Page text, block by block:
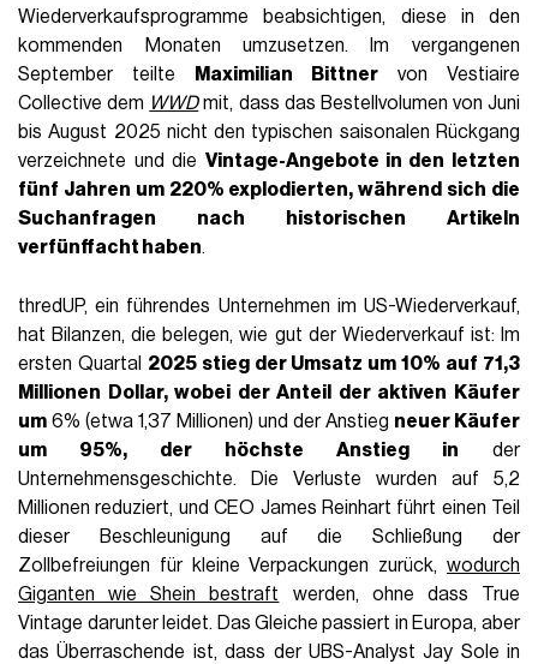
Wiederverkaufsprogramme beabsichtigen, diese in den
kommenden Monaten umzusetzen. Im vergangenen
September teilte
Maximilian Bittner von Vestiaire
Collective dem WWDmit, dass das Bestellvolumen von Juni
bis August 2025 nicht den typischen saisonalen Rückgang
verzeichnete und die Vintage-Angebote in den letzten
fünf Jahren um 220% explodierten, während sich die
Suchanfragen nach historischen Artikeln
verfünffacht haben.
thredUP, ein führendes Unternehmen im US-Wiederverkauf,
hat Bilanzen, die belegen, wie gut der Wiederverkauf ist: Im
ersten Quartal 2025 stieg der Umsatz um 10% auf 71,3
Millionen Dollar, wobei der Anteil der aktiven Käufer
um 6% (etwa 1,37 Millionen) und der Anstieg neuer Käufer
um 95%, der höchste Anstieg in der
Unternehmensgeschichte. Die Verluste wurden auf 5,2
Millionen reduziert, und CEO James Reinhart führt einen Teil
dieser Beschleunigung auf die Schließung der
Zollbefreiungen für kleine Verpackungen zurück, wodurch
Giganten wie Shein bestraft werden, ohne dass True
Vintage darunter leidet. Das Gleiche passiert in Europa, aber
das Überraschende ist, dass der UBS-Analyst Jay Sole in